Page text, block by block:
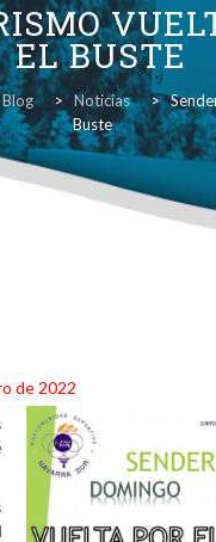
EL BUSTE
Blog > Noticias >
Buste
de 2022